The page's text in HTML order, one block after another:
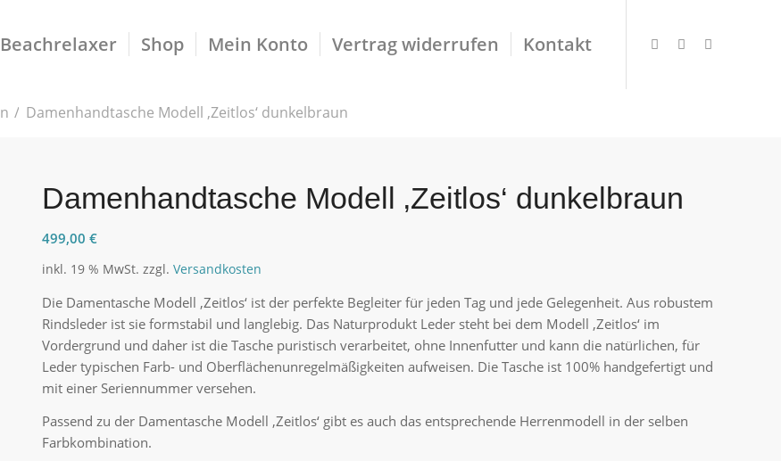
Beachrelaxer Shop Mein Konto Vertrag widerrufen Kontakt
/ Damenhandtasche Modell ‚Zeitlos‘ dunkelbraun
Damenhandtasche Modell ‚Zeitlos‘ dunkelbraun
499,00€
inkl. 19 % MwSt. zzgl.Versandkosten
Die Damentasche Modell ‚Zeitlos‘ ist der perfekte Begleiter für jeden Tag und jede Gelegenheit. Aus robustem
Rindsleder ist sie formstabil und langlebig. Das Naturprodukt Leder steht bei dem Modell ‚Zeitlos‘ im
Vordergrund und daher ist die Tasche puristisch verarbeitet, ohne Innenfutter und kann die natürlichen, für
Leder typischen Farb- und Oberflächenunregelmäßigkeiten aufweisen. Die Tasche ist 100% handgefertigt und
mit einer Seriennummer versehen.
Passend zu der Damentasche Modell ‚Zeitlos‘ gibt es auch das entsprechende Herrenmodell in der selben
Farbkombination.